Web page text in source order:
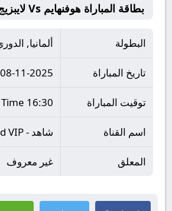
بطاقة المباراة هوفنهايم Vs لايبزيج
البطولة ألمانيا,
تاريخ المباراة 08-11-2025
توقيت المباراة 16:30 Time
اسم القناة شاهد - Shahid VIP
المعلق غير معروف